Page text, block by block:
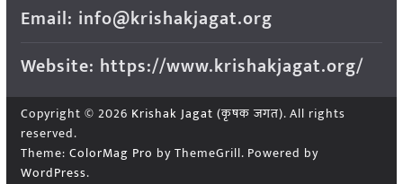
Email: info@krishakjagat.org
Website: https://www.krishakjagat.org/
Copyright © 2026 Krishak Jagat (कृषक जगत). All rights
reserved.
Theme: ColorMag Pro by ThemeGrill. Powered by
WordPress.